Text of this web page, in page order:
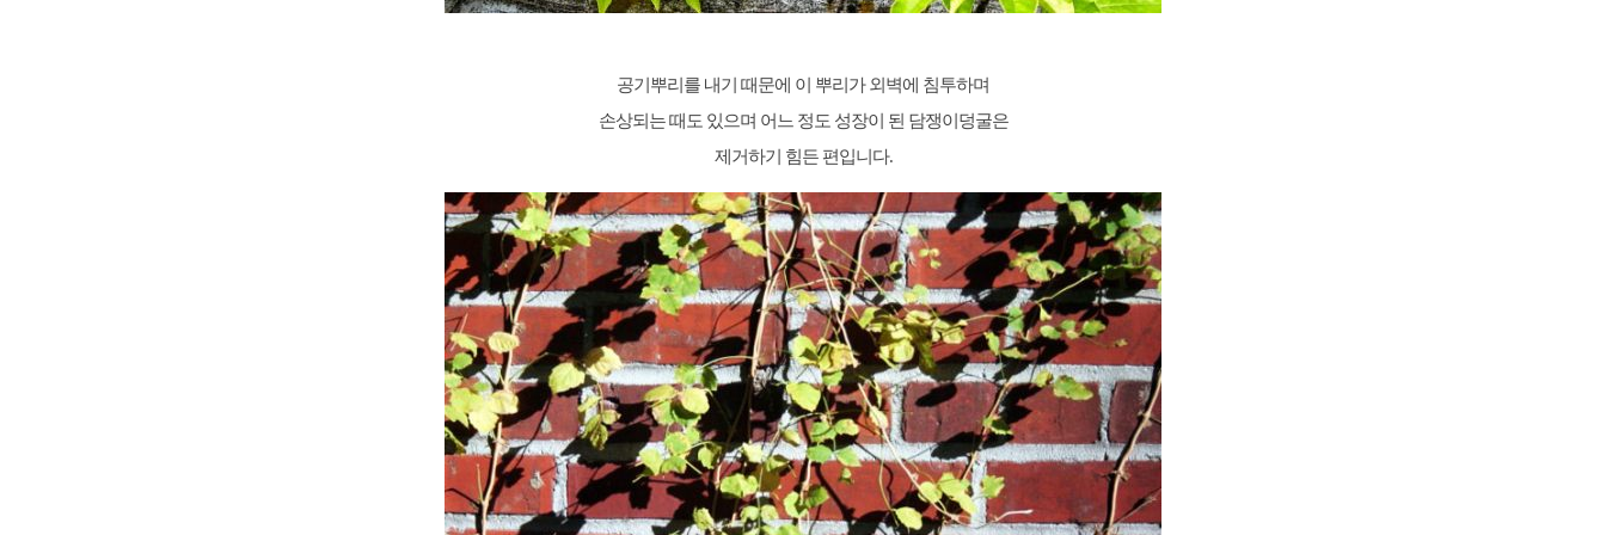
공기뿌리를 내기 때문에 이 뿌리가 외벽에 침투하며
손상되는 때도 있으며 어느 정도 성장이 된 담쟁이덩굴은
제거하기 힘든 편입니다.